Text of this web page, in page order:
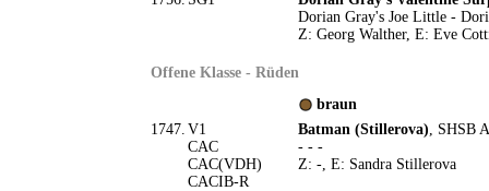
Dorian Gray's Joe Little -
Z: Georg Walther, E: Eve
Offene Klasse - Rüden
braun
1747. V1
CAC
CAC(VDH)
CACIB-R
Batman (Stillerova), SHSB
- - -
Z: -, E: Sandra Stillerova